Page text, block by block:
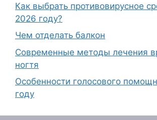
Как выбрать противовирусное
2026 году?
Чем отделать балкон
Современные методы лечения
ногтя
Особенности голосового
году